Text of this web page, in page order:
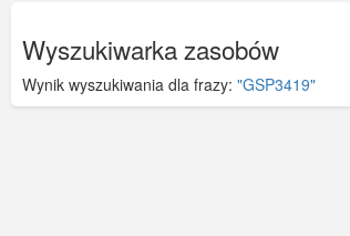
Wyszukiwarka zasobów
Wynik wyszukiwania dla frazy: "GSP3419"